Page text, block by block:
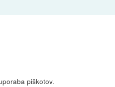
piškotov.